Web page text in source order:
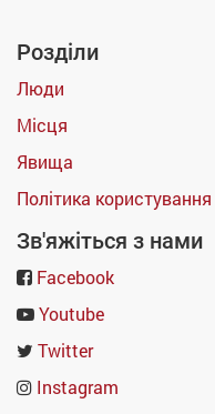
Розділи
Люди
Місця
Явища
Політика користування
Зв'яжіться з нами
Facebook
Youtube
Twitter
Instagram